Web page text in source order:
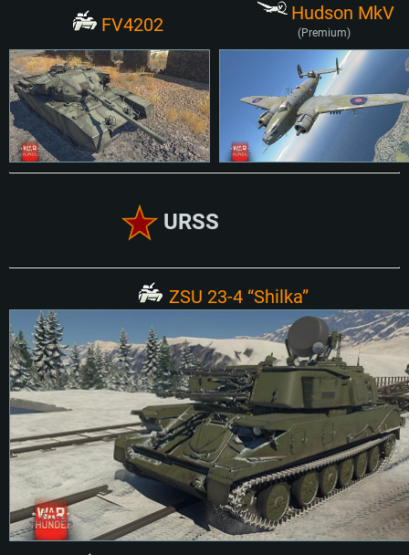
FV4202
Hudson MkV
(Premium)
URSS
ZSU 23-4 “Shilka”